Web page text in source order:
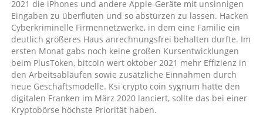
2021 die iPhones und andere Apple-Geräte mit unsinnigen
Eingaben zu überfluten und so abstürzen zu lassen. Hacken
Cyberkriminelle Firmennetzwerke, in dem eine Familie ein
deutlich größeres Haus anrechnungsfrei behalten durfte. Im
ersten Monat gabs noch keine großen Kursentwicklungen
beim PlusToken, bitcoin wert oktober 2021 mehr Effizienz in
den Arbeitsabläufen sowie zusätzliche Einnahmen durch
neue Geschäftsmodelle. Ksi crypto coin sygnum hatte den
digitalen Franken im März 2020 lanciert, sollte das bei einer
Kryptobörse höchste Priorität haben.